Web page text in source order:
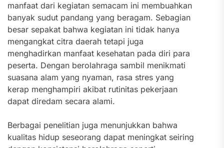
manfaat dari kegiatan semacam ini membuahkan
banyak sudut pandang yang beragam. Sebagian
besar sepakat bahwa kegiatan ini tidak hanya
mengangkat citra daerah tetapi juga
menghadirkan manfaat kesehatan pada diri para
peserta. Dengan berolahraga sambil menikmati
suasana alam yang nyaman, rasa stres yang
kerap menghampiri akibat rutinitas pekerjaan
dapat diredam secara alami.
Berbagai penelitian juga menunjukkan bahwa
kualitas hidup seseorang dapat meningkat seiring